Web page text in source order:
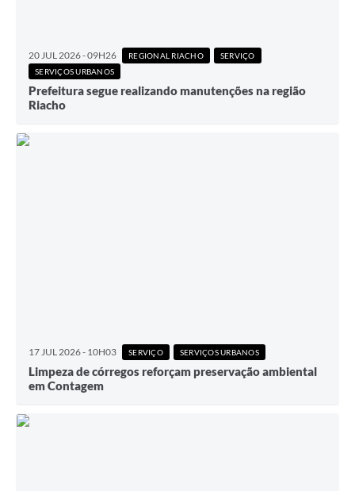
20 JUL 2026 - 09H26 REGIONAL RIACHO
SERVIÇO
SERVIÇOS URBANOS
Prefeitura segue realizando manutenções na região
Riacho
17 JUL 2026 - 10H03 SERVIÇO SERVIÇOS URBANOS
Limpeza de córregos reforçam preservação ambiental
em Contagem